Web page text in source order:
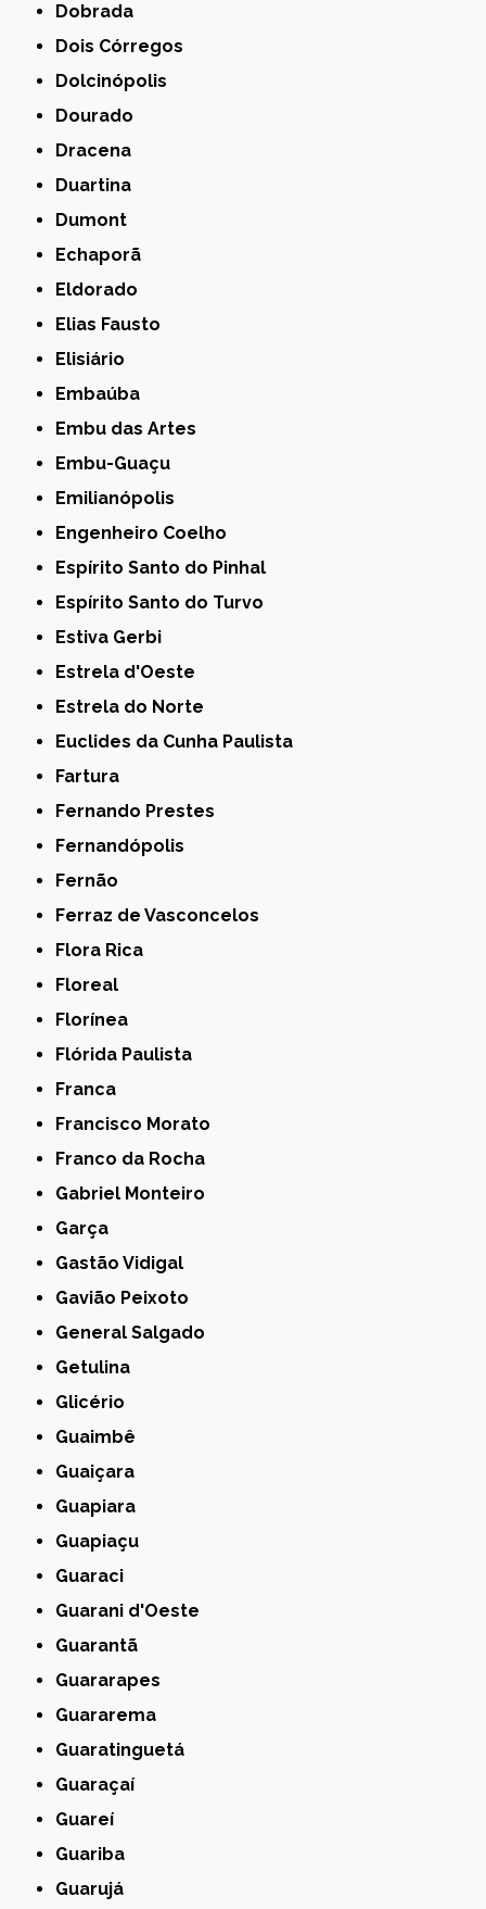
Dobrada
Dois Córregos
Dolcinópolis
Dourado
Dracena
Duartina
Dumont
Echaporã
Eldorado
Elias Fausto
Elisiário
Embaúba
Embu das Artes
Embu-Guaçu
Emilianópolis
Engenheiro Coelho
Espírito Santo do Pinhal
Espírito Santo do Turvo
Estiva Gerbi
Estrela d'Oeste
Estrela do Norte
Euclides da Cunha Paulista
Fartura
Fernando Prestes
Fernandópolis
Fernão
Ferraz de Vasconcelos
Flora Rica
Floreal
Florínea
Flórida Paulista
Franca
Francisco Morato
Franco da Rocha
Gabriel Monteiro
Garça
Gastão Vidigal
Gavião Peixoto
General Salgado
Getulina
Glicério
Guaimbê
Guaiçara
Guapiara
Guapiaçu
Guaraci
Guarani d'Oeste
Guarantã
Guararapes
Guararema
Guaratinguetá
Guaraçaí
Guareí
Guariba
Guarujá